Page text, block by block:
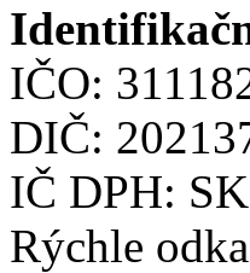
IČO:
DIČ:
IČ DPH:
Rýchle